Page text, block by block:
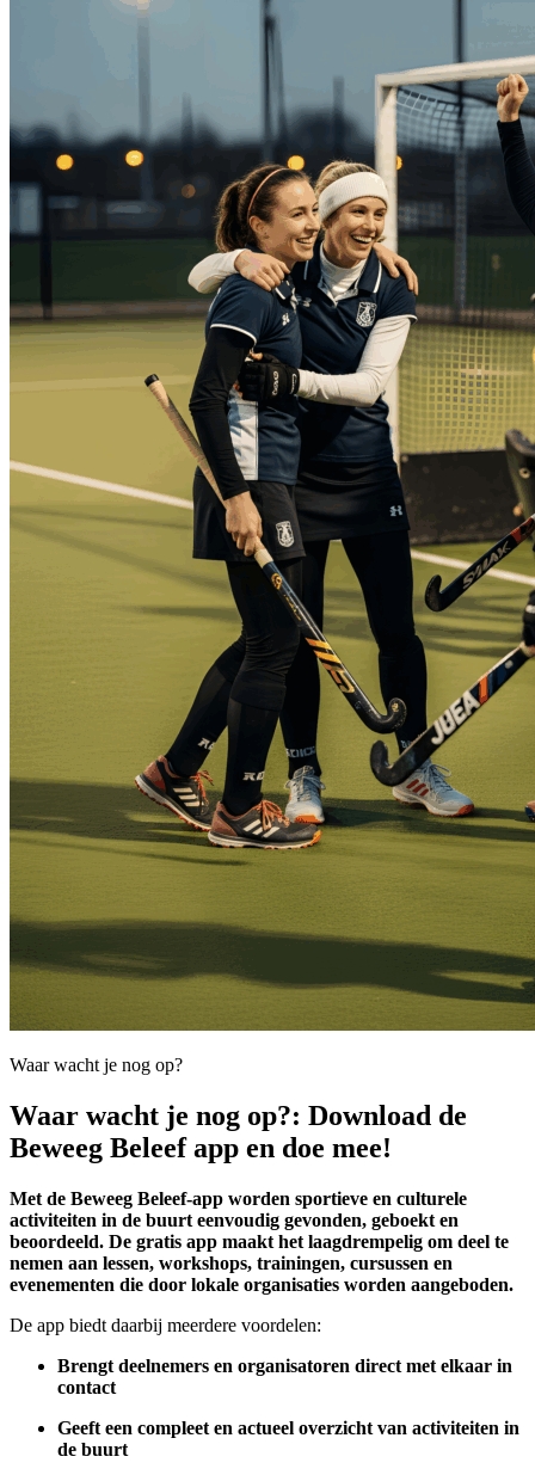
Waar wacht je nog op?
Waar wacht je nog op?: Download de
Beweeg Beleef app en doe mee!
Met de Beweeg Beleef-app worden sportieve en culturele
activiteiten in de buurt eenvoudig gevonden, geboekt en
beoordeeld. De gratis app maakt het laagdrempelig om deel te
nemen aan lessen, workshops, trainingen, cursussen en
evenementen die door lokale organisaties worden aangeboden.
De app biedt daarbij meerdere voordelen:
Brengt deelnemers en organisatoren direct met elkaar in
contact
Geeft een compleet en actueel overzicht van activiteiten in
de buurt